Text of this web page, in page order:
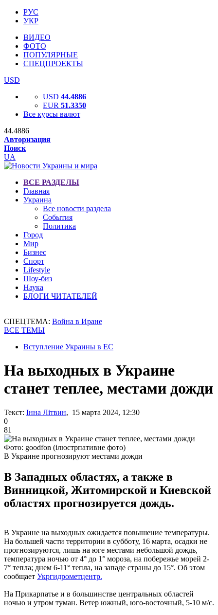
РУС
УКР
ВИДЕО
ФОТО
ПОПУЛЯРНЫЕ
СПЕЦПРОЕКТЫ
USD
USD 44.4886
EUR 51.3350
Все курсы валют
44.4886
Авторизация
Поиск
UA
ВСЕ РАЗДЕЛЫ
Главная
Украина
Все новости раздела
События
Политика
Город
Мир
Бизнес
Спорт
Lifestyle
Шоу-биз
Наука
БЛОГИ ЧИТАТЕЛЕЙ
СПЕЦТЕМА: Война в Иране
ВСЕ ТЕМЫ
Вступление Украины в ЕС
На выходных в Украине
станет теплее, местами дожди
Текст: Інна Літвин, 15 марта 2024, 12:30
0
81
Фото: goodfon (ілюстрпативне фото)
В Украине прогнозируют местами дожди
В Западных областях, а также в
Винницкой, Житомирской и Киевской
областях прогнозируется дождь.
В Украине на выходных ожидается повышение температуры.
На большей части территории в субботу, 16 марта, осадки не
прогнозируются, лишь на юге местами небольшой дождь,
температура ночью от 4° до 1° мороза, на побережье морей 2-
7° тепла; днем 6-11° тепла, на западе страны до 15°. Об этом
сообщает Укргидрометцентр.
На Прикарпатье и в большинстве центральных областей
ночью и утром туман. Ветер южный, юго-восточный, 5-10 м/с.